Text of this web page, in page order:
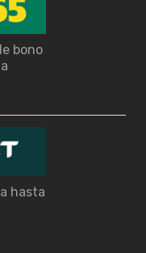
bono
hasta